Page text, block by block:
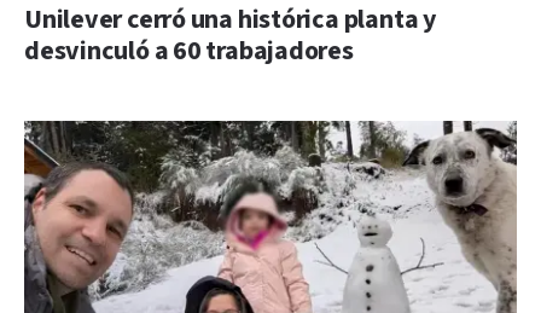
Unilever cerró una histórica planta y
desvinculó a 60 trabajadores